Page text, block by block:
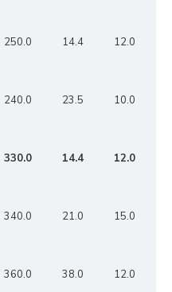
250.0 14.4 12.0
240.0 23.5 10.0
330.0 14.4 12.0
340.0 21.0 15.0
360.0 38.0 12.0